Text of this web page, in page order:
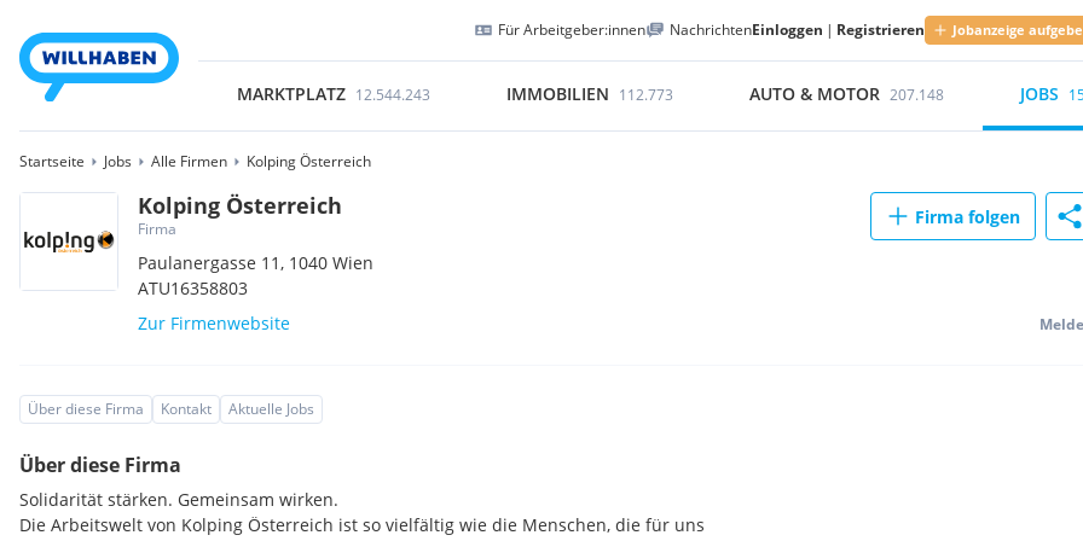
Für Arbeitgeber:innen NachrichtenEinloggen | Registrieren Jobanzeige
MARKTPLATZ 12.544.243 IMMOBILIEN 112.773 AUTO & MOTOR 207.148 JOBS
Startseite Jobs Alle Firmen Kolping Österreich
Kolping Österreich
Firma
Paulanergasse 11, 1040Wien
ATU16358803
Zur Firmenwebsite
Firma folgen
Über diese Firma Kontakt Aktuelle Jobs
Über diese Firma
Solidarität stärken. Gemeinsam wirken.
Die Arbeitswelt von Kolping Österreich ist so vielfältig wie die Menschen, die für uns